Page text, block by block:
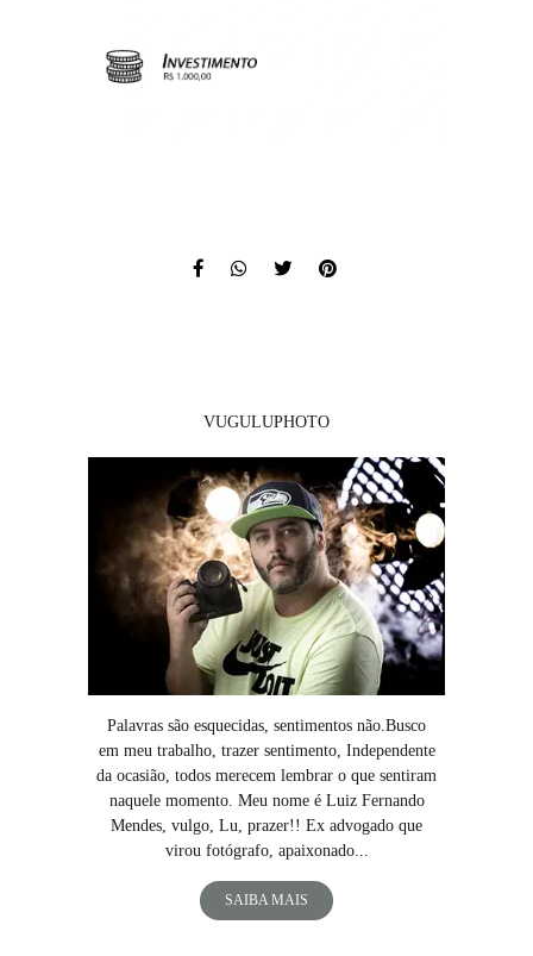
VUGULUPHOTO
Palavras são esquecidas, sentimentos não.Busco
em meu trabalho, trazer sentimento, Independente
da ocasião, todos merecem lembrar o que sentiram
naquele momento. Meu nome é Luiz Fernando
Mendes, vulgo, Lu, prazer!! Ex advogado que
virou fotógrafo, apaixonado...
SAIBA MAIS